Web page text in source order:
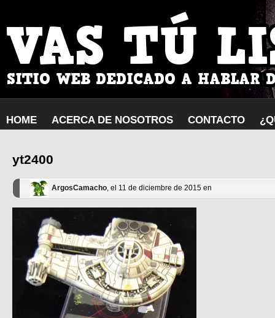
HOME ACERCA DE NOSOTROS CONTACTO
yt2400
ArgosCamacho, el 11 de diciembre de 2015 en